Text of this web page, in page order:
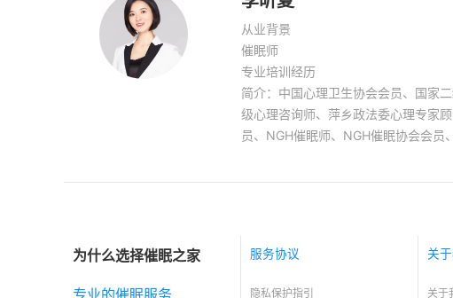
从业背景
催眠师
专业培训经历
简介：中国心理卫生协会会员、国家
级心理咨询师、萍乡政法委心理专家
员、NGH催眠师、NGH催眠协会会员
作，抑郁，强迫，考前压力，死亡恐
绪困扰 个人成长：情绪调节，自我认
为什么选择催眠之家
专业的催眠服务
服务协议
隐私保护指引
关
关于